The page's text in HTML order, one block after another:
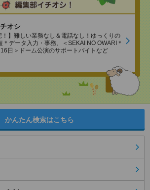
オシ
！】難しい業務なし＆電話なし！ゆっくりの
＊データ入力・事務、＜SEKAI NO OWARI＊
日＞ドーム公演のサポートバイトなど
かんたん検索はこちら